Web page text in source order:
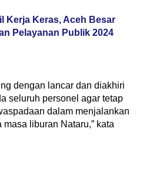
Kerja Keras, Aceh Besar
Pelayanan Publik 2024
dengan lancar dan diakhiri
seluruh personel agar tetap
dalam menjalankan
liburan Nataru,” kata